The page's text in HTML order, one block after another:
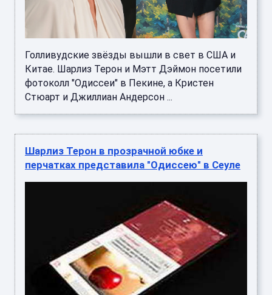
Голливудские звёзды вышли в свет в США и
Китае. Шарлиз Терон и Мэтт Дэймон посетили
фотоколл "Одиссеи" в Пекине, а Кристен
Стюарт и Джиллиан Андерсон ...
Шарлиз Терон в прозрачной юбке и
перчатках представила "Одиссею" в Сеуле